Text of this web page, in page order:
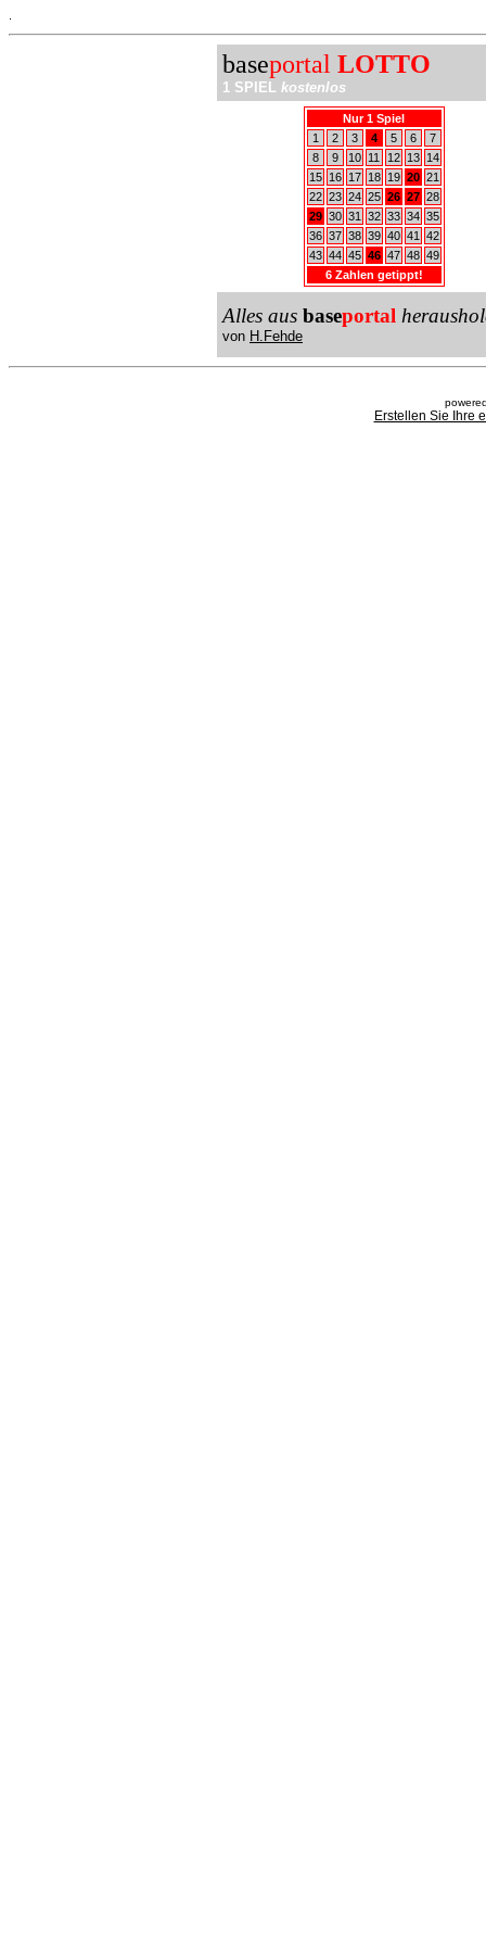
baseportal LOTTO
1 SPIEL kostenlos
Nur 1 Spiel
1
2 3 4 5 6
7
8
9 10 11 12 13
14
15
16 17 18 19 20 21
22 23 24 25 26 27 28
29 30 31 32 33 34 35
36 37 38 39 40 41
42
43 44 45 46 47 48 49
6 Zahlen getippt!
Alles aus baseportal
von H.Fehde
Erstellen Sie Ihre